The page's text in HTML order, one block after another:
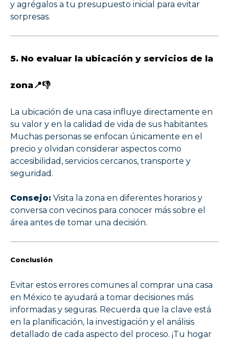
y agrégalos a tu presupuesto inicial para evitar
sorpresas.
5. No evaluar la ubicación y servicios de la
zona📍👎
La ubicación de una casa influye directamente en
su valor y en la calidad de vida de sus habitantes.
Muchas personas se enfocan únicamente en el
precio y olvidan considerar aspectos como
accesibilidad, servicios cercanos, transporte y
seguridad.
Consejo: Visita la zona en diferentes horarios y
conversa con vecinos para conocer más sobre el
área antes de tomar una decisión.
Conclusión
Evitar estos errores comunes al comprar una casa
en México te ayudará a tomar decisiones más
informadas y seguras. Recuerda que la clave está
en la planificación, la investigación y el análisis
detallado de cada aspecto del proceso. ¡Tu hogar